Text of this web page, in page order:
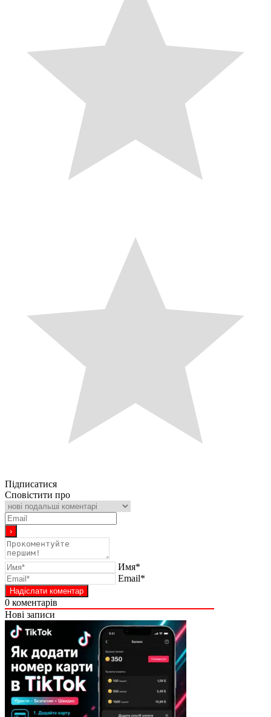
Підписатися
Сповістити про
Имя*
Email*
0 коментарів
Нові записи